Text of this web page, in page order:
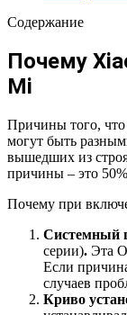
Содержание
Почему
Mi
Причины того, что
могут быть
вышедших из
причины – это
Почему при
Системный
серии). Эта
Если
случаев
Криво